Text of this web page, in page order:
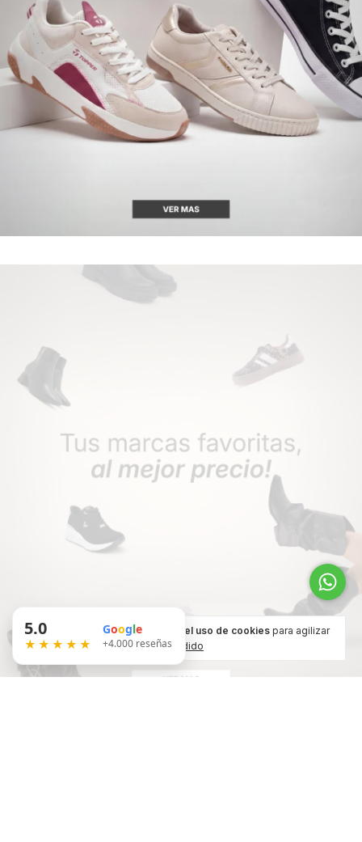
Al navegar por este sitio aceptás el uso de cookies para agilizar
tu experiencia de compra. Entendido
5.0
★★★★★
Google
+4.000 reseñas